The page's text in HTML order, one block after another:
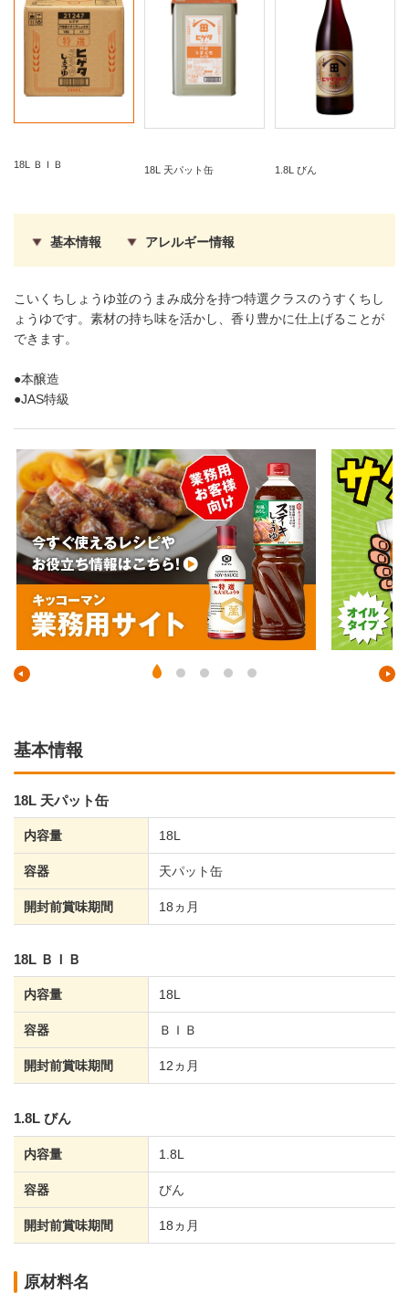
18L ＢＩＢ
18L 天パット缶 1.8L びん
こいくちしょうゆ並のうまみ成分を持つ特選クラスのうすくちし
ょうゆです。素材の持ち味を活かし、香り豊かに仕上げることが
できます。
●本醸造
●JAS特級
基本情報 アレルギー情報
基本情報
18L 天パット缶
内容量 18L
容器 天パット缶
開封前賞味期間 18ヵ月
18L ＢＩＢ
内容量 18L
容器 ＢＩＢ
開封前賞味期間 12ヵ月
1.8L びん
内容量 1.8L
容器 びん
開封前賞味期間 18ヵ月
原材料名